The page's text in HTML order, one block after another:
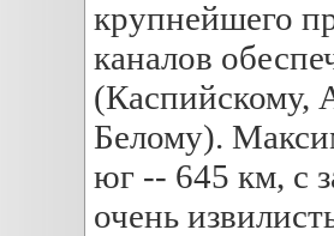
крупнейшего
каналов
(Каспийскому,
Белому).
юг -- 645 км, с
очень